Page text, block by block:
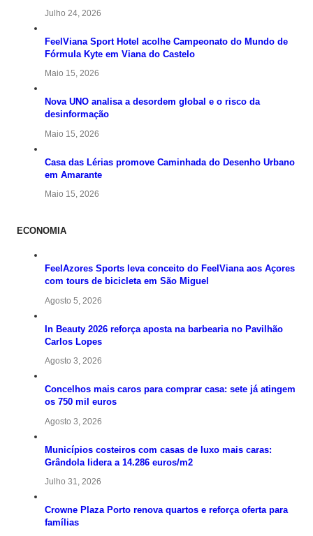
Julho 24, 2026
FeelViana Sport Hotel acolhe Campeonato do Mundo de
Fórmula Kyte em Viana do Castelo
Maio 15, 2026
Nova UNO analisa a desordem global e o risco da
desinformação
Maio 15, 2026
Casa das Lérias promove Caminhada do Desenho Urbano
em Amarante
Maio 15, 2026
ECONOMIA
FeelAzores Sports leva conceito do FeelViana aos Açores
com tours de bicicleta em São Miguel
Agosto 5, 2026
In Beauty 2026 reforça aposta na barbearia no Pavilhão
Carlos Lopes
Agosto 3, 2026
Concelhos mais caros para comprar casa: sete já atingem
os 750 mil euros
Agosto 3, 2026
Municípios costeiros com casas de luxo mais caras:
Grândola lidera a 14.286 euros/m2
Julho 31, 2026
Crowne Plaza Porto renova quartos e reforça oferta para
famílias